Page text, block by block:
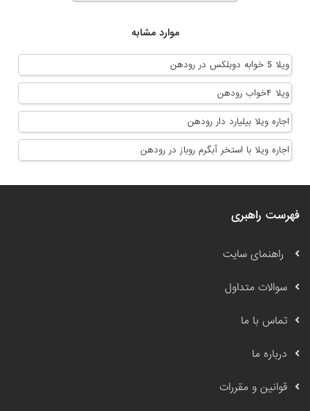
موارد مشابه
ویلا 5 خوابه دوبلکس در رودهن
ویلا ۴خواب رودهن
اجاره ویلا بیلیارد دار رودهن
اجاره ویلا با استخر آبگرم روباز در رودهن
فهرست راهبری
راهنمای سایت
سوالات متداول
تماس با ما
درباره ما
قوانین و مقررات